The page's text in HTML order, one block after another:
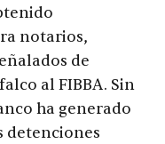
notarios,
de
al FIBBA. Sin
ha generado
detenciones